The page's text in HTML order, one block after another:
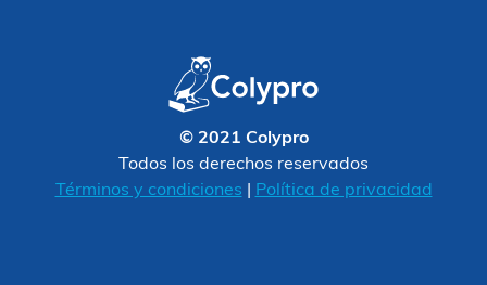
© 2021 Colypro
Todos los derechos reservados
Términos y condiciones
Política de privacidad